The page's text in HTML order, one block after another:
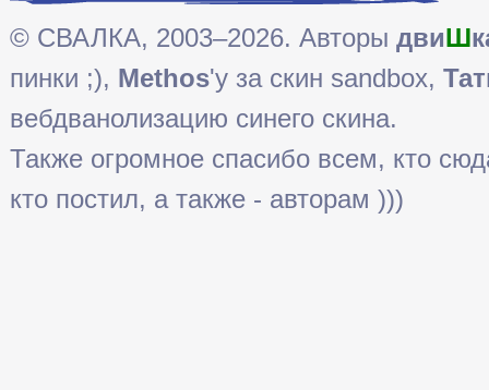
© СВАЛКА, 2003–2026. Авторы двиШ
пинки ;), Methos'у за скин sandbox,
вебдванолизацию синего скина.
Также огромное спасибо всем, кто
кто постил, а также - авторам )))